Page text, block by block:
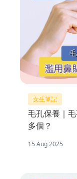
女生筆記
毛孔保養｜
多個？
15 Aug 2025